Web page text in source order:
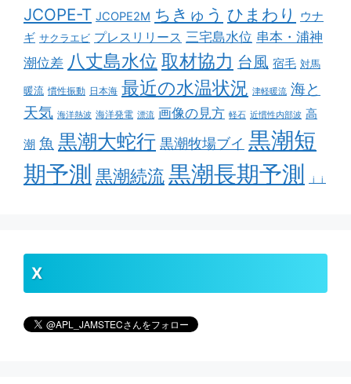
JCOPE-T JCOPE2M ちきゅう ひまわり
ウナ
ギ サクラエビ プレスリリース 三宅島水位 串本・浦神
潮位差 八丈島水位 取材協力 台風 宿毛 対馬
暖流 慣性振動 日本海 最近の水温状況 津軽暖流 海と
天気 海洋熱波 海洋発電 漂流 画像の見方 軽石 近慣性内部波 高
潮 魚 黒潮大蛇行 黒潮牧場ブイ 黒潮短
期予測 黒潮続流黒潮長期予測 ｊｊ
X